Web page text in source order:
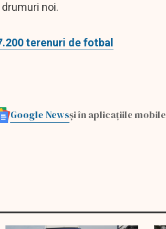
noi.
terenuri de fotbal
Google Newsși în aplicațiile mobile